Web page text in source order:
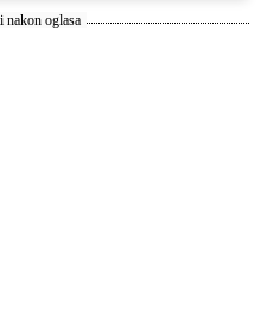
nakon oglasa